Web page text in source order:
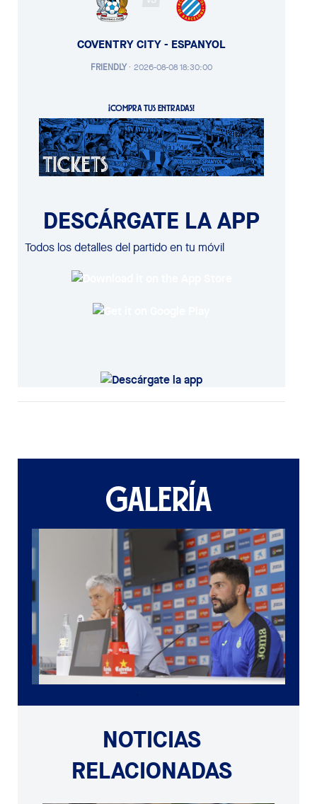
COVENTRY CITY - ESPANYOL
FRIENDLY· 2026-08-08 18:30:00
¡COMPRA TUS ENTRADAS!
DESCÁRGATE LA APP
Todos los detalles del partido en tu móvil
GALERÍA
NOTICIAS
RELACIONADAS